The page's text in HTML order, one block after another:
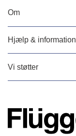
Om
Hjælp & information
Vi støtter